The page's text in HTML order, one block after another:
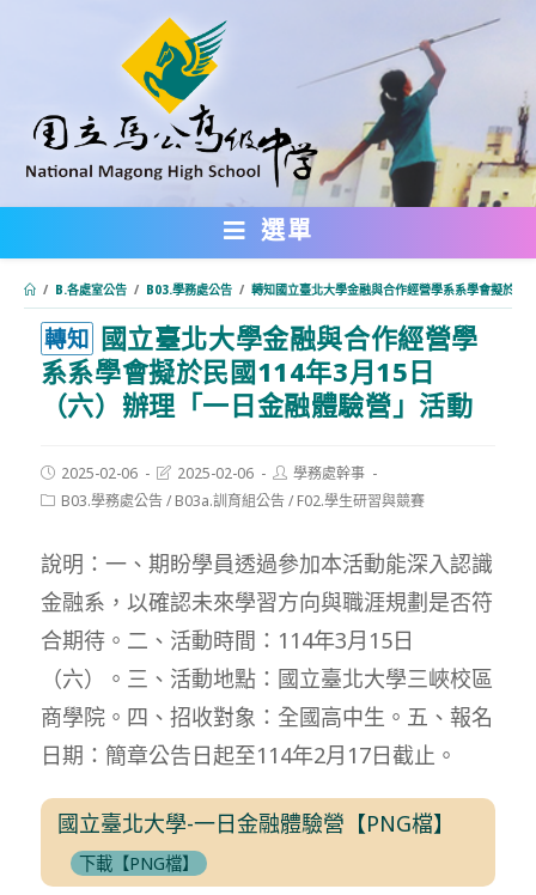
內
選單
/ B.各處室公告 / B03.學務處公告 / 轉知國立臺北大學金融與合作經營學系系學會擬於
轉知 國立臺北大學金融與合作經營學
系系學會擬於民國114年3月15日
（六）辦理「一日金融體驗營」活動
Post
published:
2025-02-06
Post
last
modified:
2025-02-06
Post
author:
學務處幹事
PostB03.學務處公告/ B03a.訓育組公告/ F02.學生研習與競賽
說明：一、期盼學員透過參加本活動能深入認識
金融系，以確認未來學習方向與職涯規劃是否符
合期待。二、活動時間：114年3月15日
（六）。三、活動地點：國立臺北大學三峽校區
商學院。四、招收對象：全國高中生。五、報名
日期：簡章公告日起至114年2月17日截止。
國立臺北大學-一日金融體驗營【PNG檔】
下載【PNG檔】